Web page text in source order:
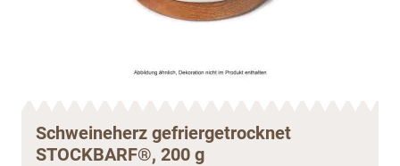
Schweineherz gefriergetrocknet
STOCKBARF®, 200 g